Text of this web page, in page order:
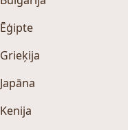
Ēģipte
Grieķija
Japāna
Kenija